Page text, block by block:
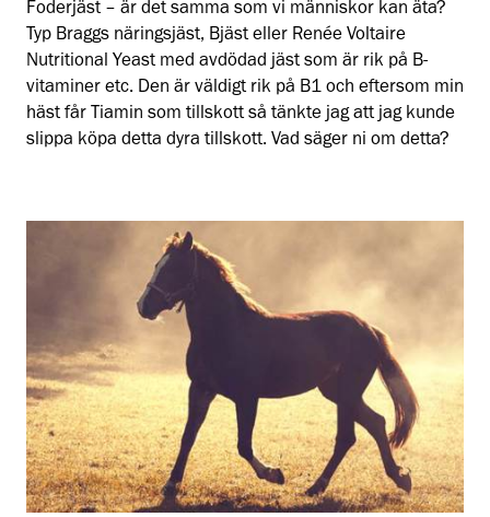
Foderjäst – är det samma som vi människor kan äta?
Typ Braggs näringsjäst, Bjäst eller Renée Voltaire
Nutritional Yeast med avdödad jäst som är rik på B-
vitaminer etc. Den är väldigt rik på B1 och eftersom min
häst får Tiamin som tillskott så tänkte jag att jag kunde
slippa köpa detta dyra tillskott. Vad säger ni om detta?